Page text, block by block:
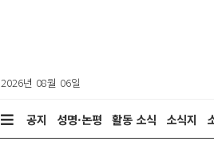
2026년 08월 06일
공지 성명·논평 활동 소식 소식지